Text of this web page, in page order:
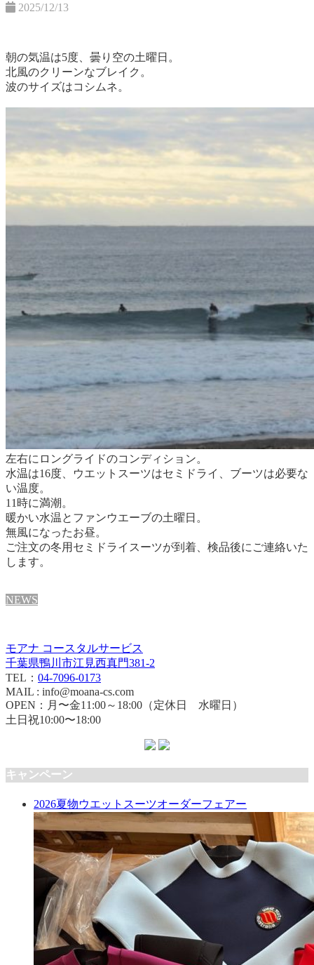
2025/12/13
朝の気温は5度、曇り空の土曜日。
北風のクリーンなブレイク。
波のサイズはコシムネ。
左右にロングライドのコンディション。
水温は16度、ウエットスーツはセミドライ、ブーツは必要な
い温度。
11時に満潮。
暖かい水温とファンウエーブの土曜日。
無風になったお昼。
ご注文の冬用セミドライスーツが到着、検品後にご連絡いた
します。
NEWS
モアナ コースタルサービス
千葉県鴨川市江見西真門381-2
TEL： 04-7096-0173
MAIL : info@moana-cs.com
OPEN：月〜金11:00～18:00（定休日 水曜日）
土日祝10:00〜18:00
キャンペーン
2026夏物ウエットスーツオーダーフェアー